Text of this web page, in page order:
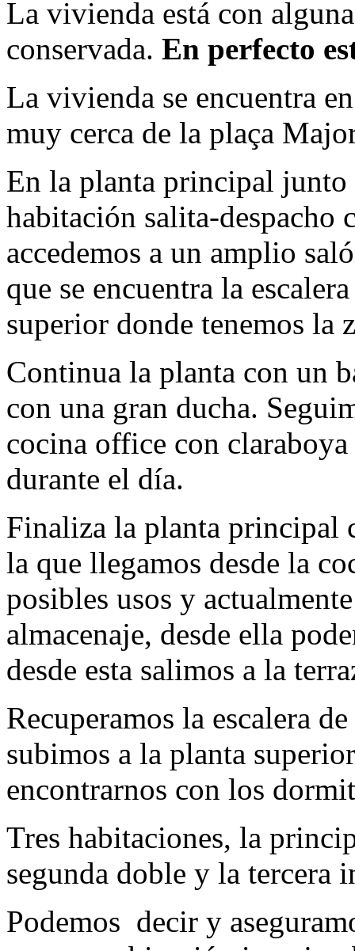
La vivienda está con
conservada. En perfecto
La vivienda se encuentra
muy cerca de la plaça
En la planta principal junto
habitación salita-despacho
accedemos a un amplio
que se encuentra la
superior donde tenemos la
Continua la planta con un
con una gran ducha.
cocina office con
durante el día.
Finaliza la planta principal
la que llegamos desde la
posibles usos y
almacenaje, desde ella
desde esta salimos a la
Recuperamos la escalera
subimos a la planta
encontrarnos con los
Tres habitaciones, la
segunda doble y la tercera
Podemos decir y